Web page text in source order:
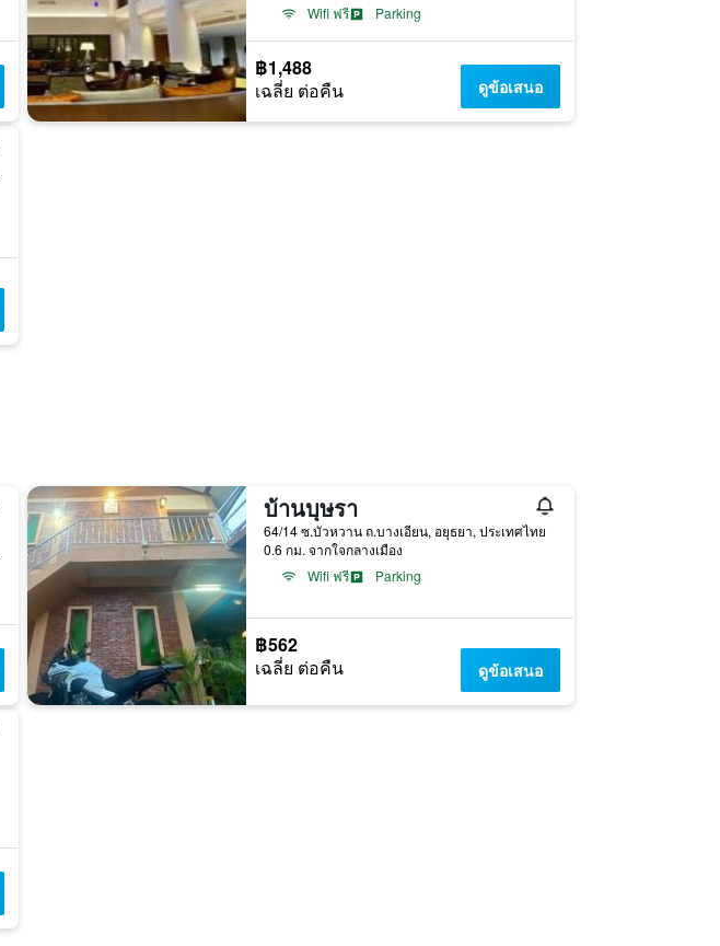
Wifi ฟรี
Parking
฿1,488
เฉลี่ย ต่อคืน ดูข้อเสนอ
บ้านบุษรา
64/14 ซ.บัวหวาน ถ.บางเอียน, อยุธยา, ประเทศไทย
0.6 กม. จากใจกลางเมือง
Wifi ฟรี
Parking
฿562
เฉลี่ย ต่อคืน ดูข้อเสนอ